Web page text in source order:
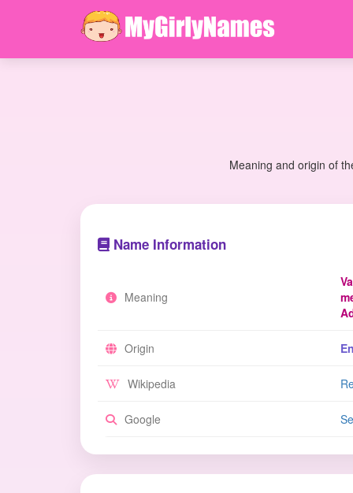
Meaning and origin of
Name Information
Meaning
Origin
Wikipedia
Google